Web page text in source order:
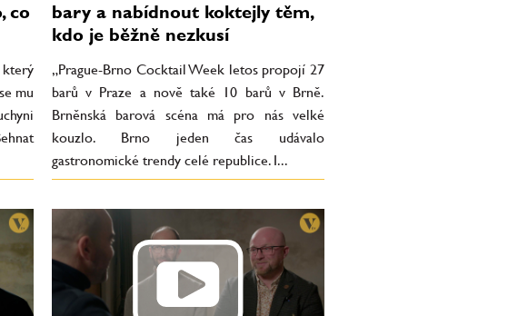
co
mu
bary a nabídnout koktejly těm,
kdo je běžně nezkusí
„Prague-Brno Cocktail Week letos propojí 27
barů v Praze a nově také 10 barů v Brně.
Brněnská barová scéna má pro nás velké
kouzlo. Brno jeden čas udávalo
gastronomické trendy celé republice. I...